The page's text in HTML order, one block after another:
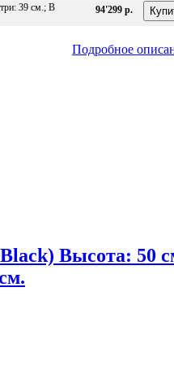
39 см.; В
94'299 р.
Подробное
Высота: 50